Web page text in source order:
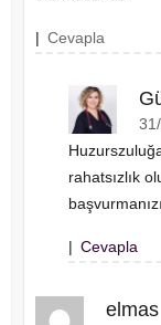
| Cevapla
rahatsızlık
| Cevapla
elmas